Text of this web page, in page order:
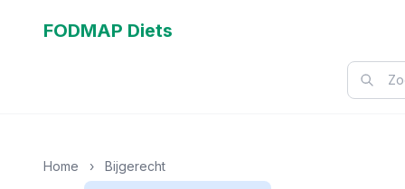
FODMAP Diets
Home › Bijgerecht